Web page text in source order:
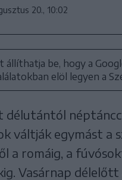
20., 10:02
állíthatja be, hogy a
elöl legyen a
délutántól
váltják egymást a
a romáig, a
Vasárnap délelőtt